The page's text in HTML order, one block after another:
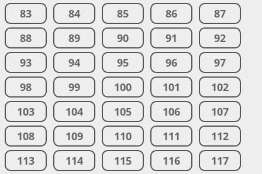
83
84 85 86
87
88
89 90 91
92
93
94 95 96
97
98
99 100 101
102
103
104 105 106
107
108
109 110 111
112
113
114 115 116 117